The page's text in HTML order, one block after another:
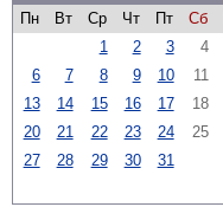
Пн
Вт Ср Чт Пт Сб
1
2 3 4
6
7 8 9 10 11
13
14 15 16 17 18
20
21 22 23 24 25
27
28 29 30 31